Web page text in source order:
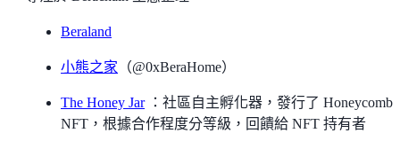
Beraland
小熊之家 （@0xBeraHome）
The Honey Jar：社區自主孵化器，發行了 Honeycomb
NFT，根據合作程度分等級，回饋給 NFT 持有者